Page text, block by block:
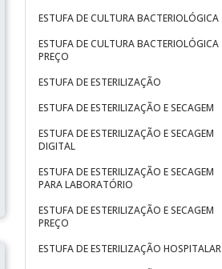
ESTUFA DE CULTURA BACTERIOLÓGICA
ESTUFA DE CULTURA BACTERIOLÓGICA
PREÇO
ESTUFA DE ESTERILIZAÇÃO
ESTUFA DE ESTERILIZAÇÃO E SECAGEM
ESTUFA DE ESTERILIZAÇÃO E SECAGEM
DIGITAL
ESTUFA DE ESTERILIZAÇÃO E SECAGEM
PARA LABORATÓRIO
ESTUFA DE ESTERILIZAÇÃO E SECAGEM
PREÇO
ESTUFA DE ESTERILIZAÇÃO HOSPITALAR